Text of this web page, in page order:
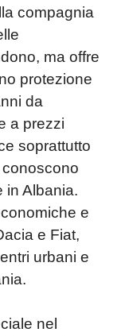
compagnia
ma offre
protezione
da
a prezzi
soprattutto
in Albania.
e
e Fiat,
urbani e
nel